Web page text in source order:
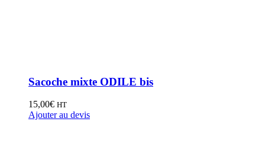
Sacoche mixte ODILE bis
15,00€ HT
Ajouter au devis